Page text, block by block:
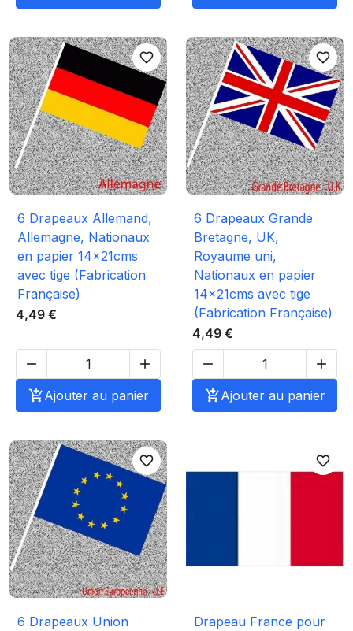
favorite_border
6 Drapeaux Allemand,
Allemagne, Nationaux
en papier 14x21cms
avec tige (Fabrication
Française)
4,49 €


Ajouter au panier
favorite_border
6 Drapeaux Grande
Bretagne, UK,
Royaume uni,
Nationaux en papier
14x21cms avec tige
(Fabrication Française)
4,49 €


Ajouter au panier
favorite_border
6 Drapeaux Union
favorite_border
Drapeau France pour